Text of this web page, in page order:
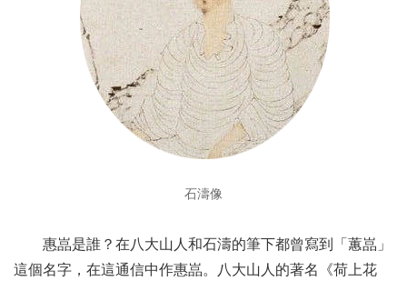
石濤像
惠嵓是誰？在八大山人和石濤的筆下都曾寫到「蕙嵓」
這個名字，在這通信中作惠嵓。八大山人的著名《荷上花